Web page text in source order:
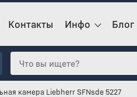
Контакты Инфо Блог
камера Liebherr SFNsde 5227